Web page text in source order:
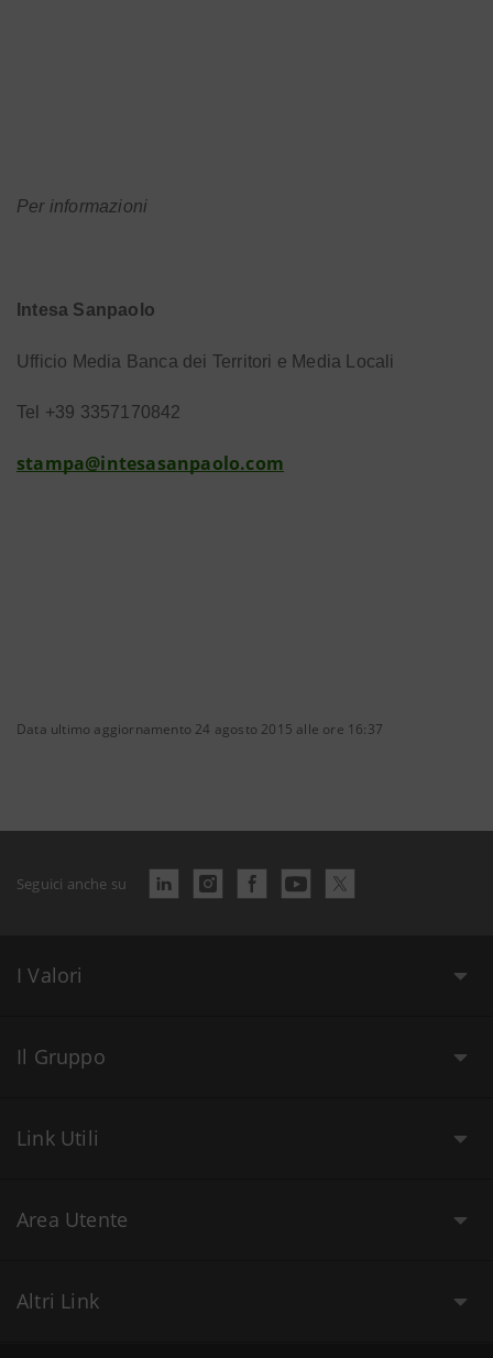
Per informazioni
Intesa Sanpaolo
Ufficio Media Banca dei Territori e Media Locali
Tel +39 3357170842
stampa@intesasanpaolo.com
Data ultimo aggiornamento 24 agosto 2015 alle ore 16:37
Seguici anche su
I Valori
Il Gruppo
Link Utili
Area Utente
Altri Link